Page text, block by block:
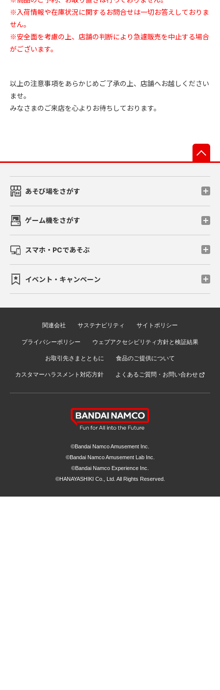
※入荷情報や在庫状況に関するお問合せは一切お答えしておりま
せん。
※安全面を考慮の上、店舗の判断により急遽販売を中止する場合
がございます。
以上の注意事項をあらかじめご了承の上、店舗へお越しください
ませ。
みなさまのご来店を心よりお待ちしております。
あそび場をさがす
ゲーム機をさがす
スマホ・PCであそぶ
イベント・キャンペーン
関連会社 サステナビリティ サイトポリシー
プライバシーポリシー ウェブアクセシビリティ方針と検証結果
お取引先さまとともに 食品のご提供について
カスタマーハラスメント対応方針 よくあるご質問・お問い合わせ
©Bandai Namco Amusement Inc.
©Bandai Namco Amusement Lab Inc.
©Bandai Namco Experience Inc.
©HANAYASHIKI Co., Ltd. All Rights Reserved.